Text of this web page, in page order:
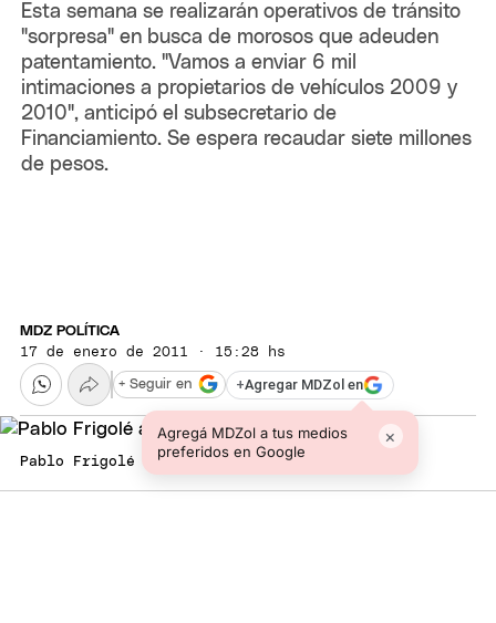
Esta semana se realizarán operativos de tránsito
"sorpresa" en busca de morosos que adeuden
patentamiento. "Vamos a enviar 6 mil
intimaciones a propietarios de vehículos 2009 y
2010", anticipó el subsecretario de
Financiamiento. Se espera recaudar siete millones
de pesos.
MDZ POLÍTICA
17 de enero de 2011 · 15:28 hs
+Agregar MDZol en
Agregá MDZol a tus medios
preferidos en Google
×
+ Seguir en
Pablo Frigolé anunció los controles.